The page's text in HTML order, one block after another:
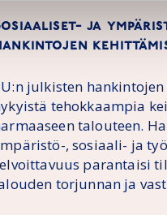
ja
julkisten
tehokkaampia
talouteen.
, sosiaali- ja
parantaisi
torjunnan ja